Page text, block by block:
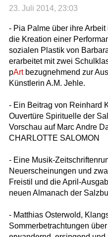
23. Juli 2014, 23:03
- Pia Palme über ihre
die Kreation einer
sozialen Plastik von
erarbeitet mit zwei
pArtbezugnehmend zur
Künstlerin A.M. Jehle.
- Ein Beitrag von Reinhard
Ouvertüre Spirituelle der
Vorschau auf Marc Andre
CHARLOTTE SALOMON
- Eine Musik-
Neuerscheinungen und
Freistil und die April-
neuen Almanach der
- Matthias Osterwold,
Sommerbetrachtungen